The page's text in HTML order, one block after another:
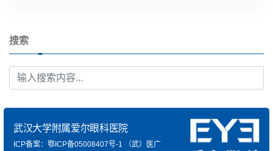
搜索
武汉大学附属爱尔眼科医院
ICP备案：鄂ICP备05008407号-1 （武）医广